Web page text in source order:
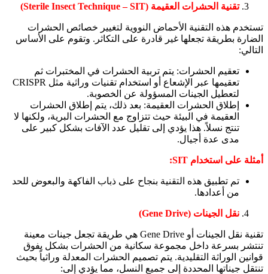
تقنية الحشرات العقيمة (Sterile Insect Technique – SIT)
تستخدم هذه التقنية الأحماض النووية لتغيير خصائص الحشرات
الضارة بطريقة تجعلها غير قادرة على التكاثر. وتقوم على الأساس
التالي:
تعقيم الحشرات: يتم تربية الحشرات في المختبرات ثم
تعقيمها عبر الإشعاع أو استخدام تقنيات وراثية مثل CRISPR
لتعطيل الجينات المسؤولة عن الخصوبة.
إطلاق الحشرات العقيمة: بعد ذلك، يتم إطلاق الحشرات
العقيمة في البيئة حيث تتزاوج مع الحشرات البرية، ولكنها لا
تنتج نسلاً. هذا يؤدي إلى تقليل عدد الآفات بشكل كبير على
مدى عدة أجيال.
أمثلة على استخدام SIT:
تم تطبيق هذه التقنية بنجاح على ذباب الفاكهة والبعوض للحد
من أعدادها.
نقل الجينات (Gene Drive)
تقنية نقل الجينات أو Gene Drive هي طريقة تجعل جينات معينة
تنتشر بسرعة داخل مجموعة سكانية من الحشرات بشكل يفوق
قوانين الوراثة التقليدية. يتم تصميم الحشرات المعدلة وراثياً بحيث
تنتقل جيناتها المحددة إلى جميع النسل، مما يؤدي إلى: